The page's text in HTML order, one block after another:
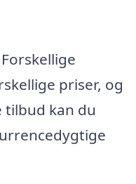
Forskellige
priser, og
kan du